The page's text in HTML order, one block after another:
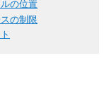
の位置
の制限